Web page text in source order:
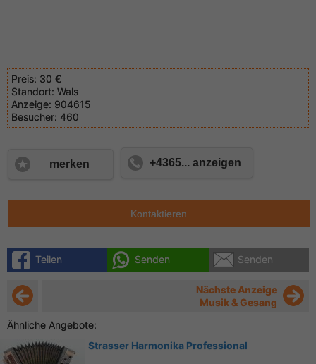
Preis: 30 €
Standort: Wals
Anzeige: 904615
Besucher: 460
merken +4365... anzeigen
Kontaktieren
Teilen Senden Senden
Nächste Anzeige
Musik & Gesang
Ähnliche Angebote:
Strasser Harmonika Professional